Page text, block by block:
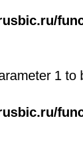
1 to